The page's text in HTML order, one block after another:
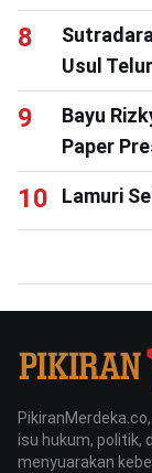
Usul
Bayu
Paper
Lamuri
isu hukum, politik,
menyuarakan